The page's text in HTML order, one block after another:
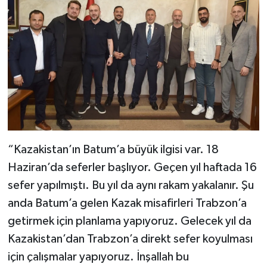
“Kazakistan’ın Batum’a büyük ilgisi var. 18
Haziran’da seferler başlıyor. Geçen yıl haftada 16
sefer yapılmıştı. Bu yıl da aynı rakam yakalanır. Şu
anda Batum’a gelen Kazak misafirleri Trabzon’a
getirmek için planlama yapıyoruz. Gelecek yıl da
Kazakistan’dan Trabzon’a direkt sefer koyulması
için çalışmalar yapıyoruz. İnşallah bu